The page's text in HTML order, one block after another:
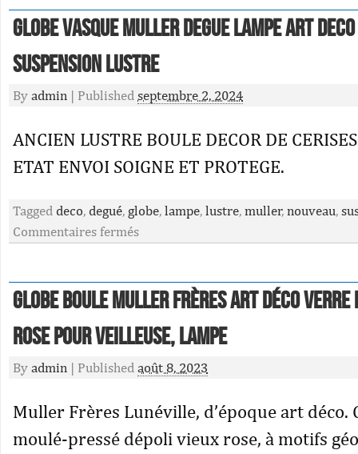
Globe Vasque Muller Degue Lampe Art
Suspension Lustre
By admin | Published septembre 2, 2024
ANCIEN LUSTRE BOULE DECOR DE
ETAT ENVOI SOIGNE ET PROTEGE.
Tagged deco, degué, globe, lampe, lustre, muller, nouveau,
Commentaires fermés
Globe boule Muller Frères art déco verre
rose pour veilleuse, lampe
By admin | Published août 8, 2023
Muller Frères Lunéville, d’époque art déco.
moulé-pressé dépoli vieux rose, à motifs